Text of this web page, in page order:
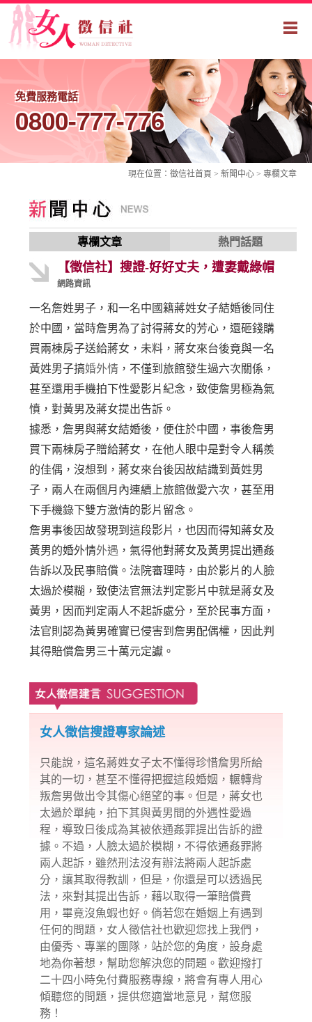
免費服務電話
0800-777-776
現在位置： 徵信社首頁 > 新聞中心 > 專欄文章
專欄文章 熱門話題
【徵信社】搜證-好好丈夫，遭妻戴綠帽
網路資訊
一名詹姓男子，和一名中國籍蔣姓女子結婚後同住
於中國，當時詹男為了討得蔣女的芳心，還砸錢購
買兩棟房子送給蔣女，未料，蔣女來台後竟與一名
黃姓男子搞婚外情 ，不僅到旅館發生過六次關係，
甚至還用手機拍下性愛影片紀念，致使詹男極為氣
憤，對黃男及蔣女提出告訴。
據悉，詹男與蔣女結婚後，便住於中國，事後詹男
買下兩棟房子贈給蔣女，在他人眼中是對令人稱羨
的佳偶，沒想到，蔣女來台後因故結識到黃姓男
子，兩人在兩個月內連續上旅館做愛六次，甚至用
下手機錄下雙方激情的影片留念。
詹男事後因故發現到這段影片，也因而得知蔣女及
黃男的婚外情外遇 ，氣得他對蔣女及黃男提出通姦
告訴以及民事賠償。法院審理時，由於影片的人臉
太過於模糊，致使法官無法判定影片中就是蔣女及
黃男，因而判定兩人不起訴處分，至於民事方面，
法官則認為黃男確實已侵害到詹男配偶權，因此判
其得賠償詹男三十萬元定讞。
女人徵信搜證專家論述
只能說，這名蔣姓女子太不懂得珍惜詹男所給
其的一切，甚至不懂得把握這段婚姻，輾轉背
叛詹男做出令其傷心絕望的事。但是，蔣女也
太過於單純，拍下其與黃男間的外遇性愛過
程，導致日後成為其被依通姦罪提出告訴的證
據。不過，人臉太過於模糊，不得依通姦罪將
兩人起訴，雖然刑法沒有辦法將兩人起訴處
分，讓其取得教訓，但是，你還是可以透過民
法，來對其提出告訴，藉以取得一筆賠償費
用，畢竟沒魚蝦也好。倘若您在婚姻上有遇到
任何的問題，女人徵信社也歡迎您找上我們，
由優秀、專業的團隊，站於您的角度，設身處
地為你著想，幫助您解決您的問題。歡迎撥打
二十四小時免付費服務專線，將會有專人用心
傾聽您的問題，提供您適當地意見，幫您服
務！